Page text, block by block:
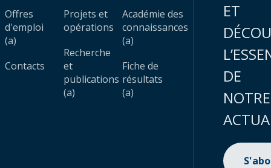
Offres
d'emploi
(a)
Contacts
Projets et
opérations
Recherche
et
publications
(a)
Académie des
connaissances
(a)
Fiche de
résultats
(a)
ET
DE
NOTRE